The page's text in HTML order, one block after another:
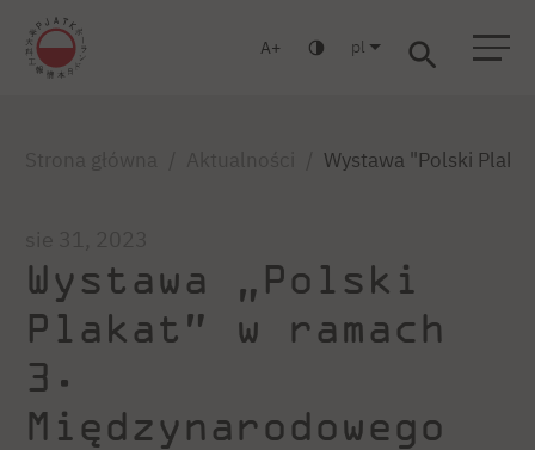
A pl
Wystawa "Polski
Wystawa „Polski
Plakat” w ramach
3.
Międzynarodowego